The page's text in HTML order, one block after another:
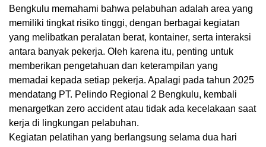
Bengkulu memahami bahwa pelabuhan adalah area yang
memiliki tingkat risiko tinggi, dengan berbagai kegiatan
yang melibatkan peralatan berat, kontainer, serta interaksi
antara banyak pekerja. Oleh karena itu, penting untuk
memberikan pengetahuan dan keterampilan yang
memadai kepada setiap pekerja. Apalagi pada tahun 2025
mendatang PT. Pelindo Regional 2 Bengkulu, kembali
menargetkan zero accident atau tidak ada kecelakaan saat
kerja di lingkungan pelabuhan.
Kegiatan pelatihan yang berlangsung selama dua hari